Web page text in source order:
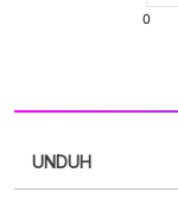
UNDUH